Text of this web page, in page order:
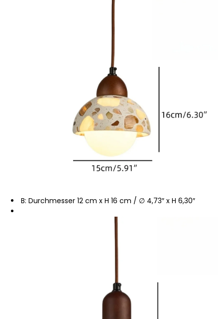
B: Durchmesser 12 cm x H 16 cm / ∅ 4,73″ x H 6,30″